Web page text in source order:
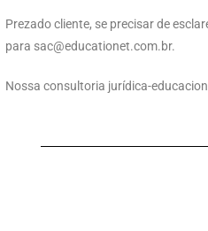
Prezado cliente, se precisar de
para sac@educationet.com.br.
Nossa consultoria jurídica-